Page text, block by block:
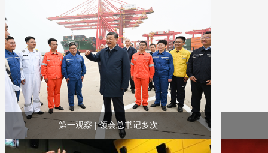
第一观察 | 领会总书记多次